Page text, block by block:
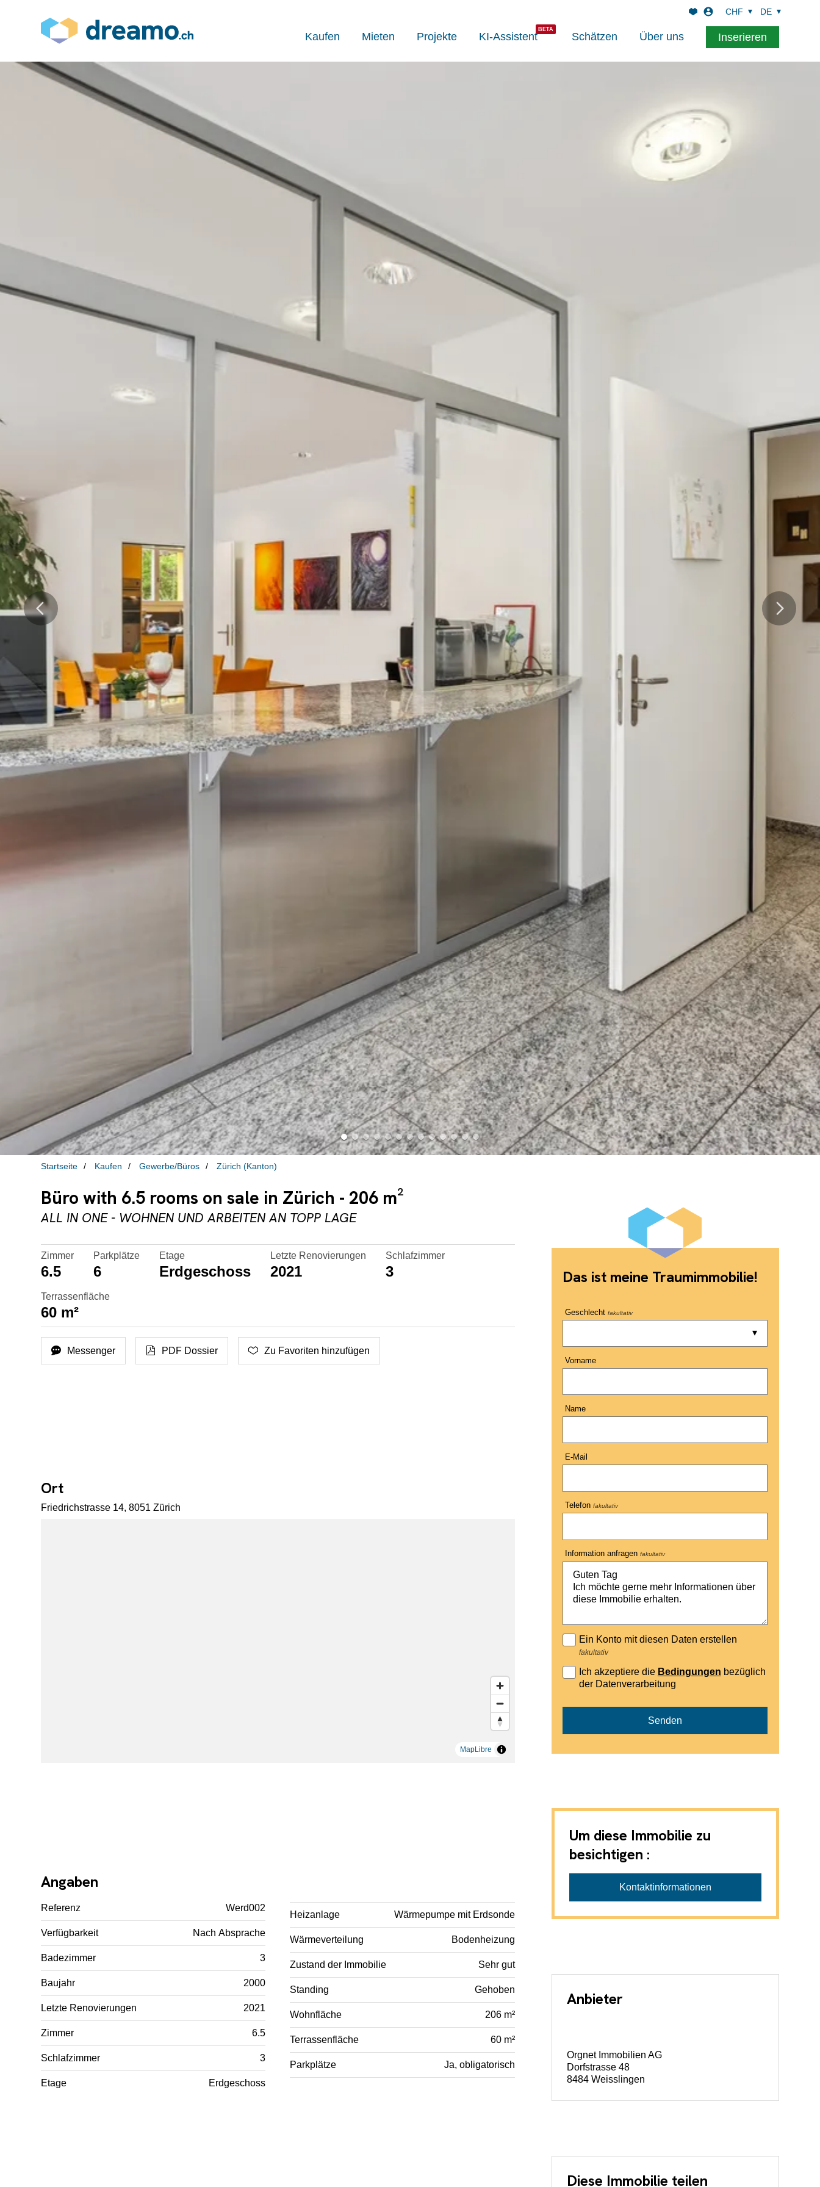
Kaufen Mieten Projekte KI-Assistent Schätzen Über uns Inserieren
CHF DE
Startseite Kaufen Gewerbe/Büros Zürich (Kanton)
Büro with 6.5 rooms on sale in Zürich - 206 m²
ALL IN ONE - WOHNEN UND ARBEITEN AN TOPP LAGE
Zimmer
6.5
Parkplätze
6
Etage
Erdgeschoss
Letzte Renovierungen
2021
Schlafzimmer
3
Terrassenfläche
60 m²
Messenger PDF Dossier Zu Favoriten hinzufügen
Ort
Friedrichstrasse 14, 8051 Zürich
MapLibre
Angaben
Referenz Werd002
Verfügbarkeit Nach Absprache
Badezimmer 3
Baujahr 2000
Letzte Renovierungen 2021
Zimmer 6.5
Schlafzimmer 3
Etage Erdgeschoss
Heizanlage Wärmepumpe mit Erdsonde
Wärmeverteilung Bodenheizung
Zustand der Immobilie Sehr gut
Standing Gehoben
Wohnfläche 206 m²
Terrassenfläche 60 m²
Parkplätze Ja, obligatorisch
Das ist meine Traumimmobilie!
Geschlechtfakultativ
Vorname
Name
E-Mail
Telefonfakultativ
Information anfragenfakultativ
Ein Konto mit diesen Daten erstellen
fakultativ
Ich akzeptiere die Bedingungen bezüglich
der Datenverarbeitung
Senden
Um diese Immobilie zu
besichtigen :
Kontaktinformationen
Anbieter
Orgnet Immobilien AG
Dorfstrasse 48
8484 Weisslingen
Diese Immobilie teilen